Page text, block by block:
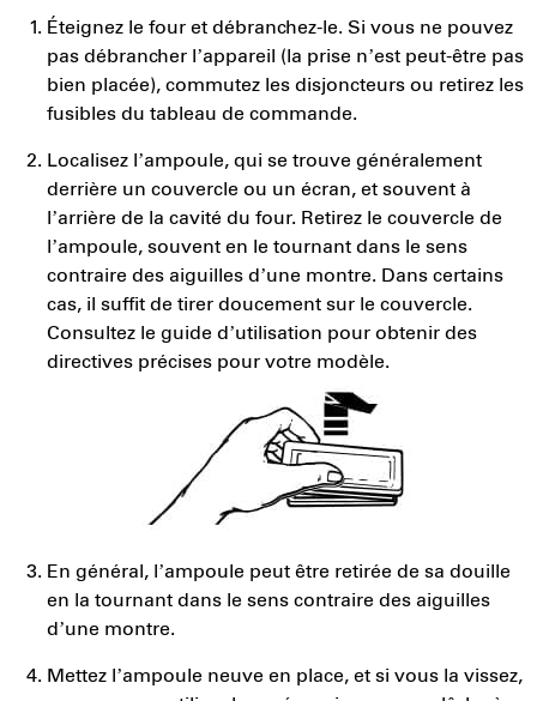
Éteignez le four et débranchez-le. Si vous ne pouvez
pas débrancher l’appareil (la prise n’est peut-être pas
bien placée), commutez les disjoncteurs ou retirez les
fusibles du tableau de commande.
Localisez l’ampoule, qui se trouve généralement
derrière un couvercle ou un écran, et souvent à
l’arrière de la cavité du four. Retirez le couvercle de
l’ampoule, souvent en le tournant dans le sens
contraire des aiguilles d’une montre. Dans certains
cas, il suffit de tirer doucement sur le couvercle.
Consultez le guide d’utilisation pour obtenir des
directives précises pour votre modèle.
En général, l’ampoule peut être retirée de sa douille
en la tournant dans le sens contraire des aiguilles
d’une montre.
Mettez l’ampoule neuve en place, et si vous la vissez,